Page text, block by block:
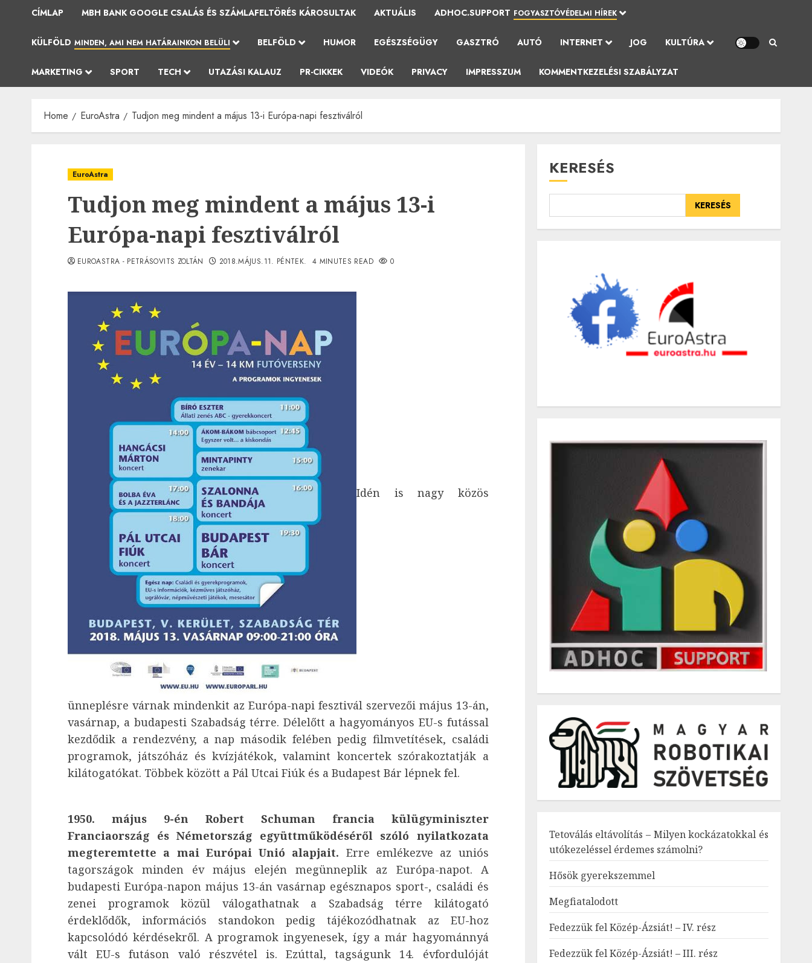
CÍMLAP MBH BANK GOOGLE CSALÁS ÉS SZÁMLAFELTÖRÉS KÁROSULTAK AKTUÁLIS ADHOC.SUPPORT FOGYASZTÓVÉDELMI HÍREK
KÜLFÖLD MINDEN, AMI NEM HATÁRAINKON BELÜLI BELFÖLD HUMOR EGÉSZSÉGÜGY GASZTRÓ AUTÓ INTERNET JOG KULTÚRA
MARKETING SPORT TECH UTAZÁSI KALAUZ PR-CIKKEK VIDEÓK PRIVACY IMPRESSZUM KOMMENTKEZELÉSI SZABÁLYZAT
Home EuroAstra Tudjon meg mindent a május 13-i Európa-napi fesztiválról
EuroAstra
Tudjon meg mindent a május 13-i
Európa-napi fesztiválról
EUROASTRA - PETRÁSOVITS ZOLTÁN 2018.MÁJUS.11. PÉNTEK. 4 MINUTES READ 0
Idén is nagy közös
ünneplésre várnak mindenkit az Európa-napi fesztivál szervezői május 13-án,
vasárnap, a budapesti Szabadság térre. Délelőtt a hagyományos EU-s futással
kezdődik a rendezvény, a nap második felében pedig filmvetítések, családi
programok, játszóház és kvízjátékok, valamint koncertek szórakoztatják a
kilátogatókat. Többek között a Pál Utcai Fiúk és a Budapest Bár lépnek fel.
1950. május 9-én Robert Schuman francia külügyminiszter
Franciaország és Németország együttműködéséről szóló nyilatkozata
megteremtette a mai Európai Unió alapjait. Erre emlékezve az uniós
tagországok minden év május elején megünneplik az Európa-napot. A
budapesti Európa-napon május 13-án vasárnap egésznapos sport-, családi és
zenei programok közül válogathatnak a Szabadság térre kilátogató
érdeklődők, információs standokon pedig tájékozódhatnak az EU-hoz
kapcsolódó kérdésekről. A programok ingyenesek, így a már hagyománnyá
vált EU-s futáson való részvétel is. Ezúttal, tagságunk 14. évfordulóját
KERESÉS
KERESÉS
Tetoválás eltávolítás – Milyen kockázatokkal és
utókezeléssel érdemes számolni?
Hősök gyerekszemmel
Megfiatalodott
Fedezzük fel Közép-Ázsiát! – IV. rész
Fedezzük fel Közép-Ázsiát! – III. rész